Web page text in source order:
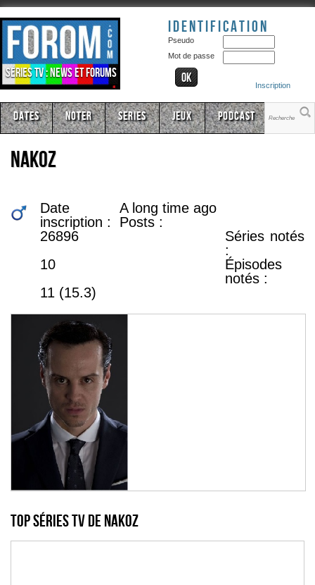
Séries TV : news et forums
Identification
Pseudo
Mot de passe
Inscription
Dates Noter Series Jeux Podcast
nakoz
Date
inscription :
A long time ago
Posts :
26896
Séries notés
:
10
Épisodes
notés :
11 (15.3)
Top Séries TV de nakoz